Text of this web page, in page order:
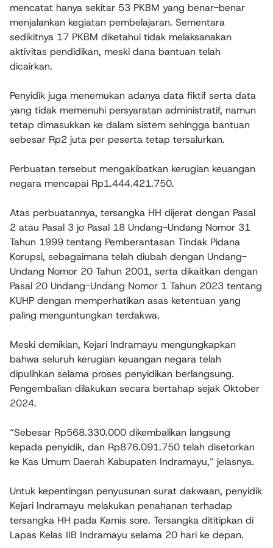
mencatat hanya sekitar 53 PKBM yang benar-benar
menjalankan kegiatan pembelajaran. Sementara
sedikitnya 17 PKBM diketahui tidak melaksanakan
aktivitas pendidikan, meski dana bantuan telah
dicairkan.
Penyidik juga menemukan adanya data fiktif serta data
yang tidak memenuhi persyaratan administratif, namun
tetap dimasukkan ke dalam sistem sehingga bantuan
sebesar Rp2 juta per peserta tetap tersalurkan.
Perbuatan tersebut mengakibatkan kerugian keuangan
negara mencapai Rp1.444.421.750.
Atas perbuatannya, tersangka HH dijerat dengan Pasal
2 atau Pasal 3 jo Pasal 18 Undang-Undang Nomor 31
Tahun 1999 tentang Pemberantasan Tindak Pidana
Korupsi, sebagaimana telah diubah dengan Undang-
Undang Nomor 20 Tahun 2001, serta dikaitkan dengan
Pasal 20 Undang-Undang Nomor 1 Tahun 2023 tentang
KUHP dengan memperhatikan asas ketentuan yang
paling menguntungkan terdakwa.
Meski demikian, Kejari Indramayu mengungkapkan
bahwa seluruh kerugian keuangan negara telah
dipulihkan selama proses penyidikan berlangsung.
Pengembalian dilakukan secara bertahap sejak Oktober
2024.
“Sebesar Rp568.330.000 dikembalikan langsung
kepada penyidik, dan Rp876.091.750 telah disetorkan
ke Kas Umum Daerah Kabupaten Indramayu,” jelasnya.
Untuk kepentingan penyusunan surat dakwaan, penyidik
Kejari Indramayu melakukan penahanan terhadap
tersangka HH pada Kamis sore. Tersangka dititipkan di
Lapas Kelas IIB Indramayu selama 20 hari ke depan.